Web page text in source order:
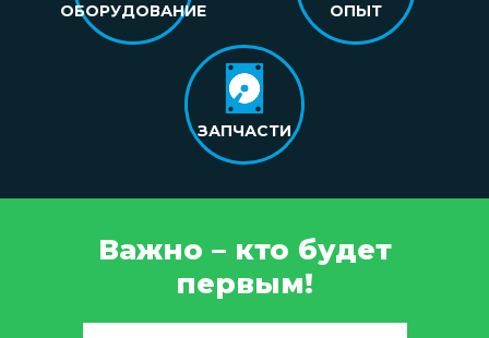
ОБОРУДОВАНИЕ ОПЫТ
ЗАПЧАСТИ
Важно – кто будет
первым!